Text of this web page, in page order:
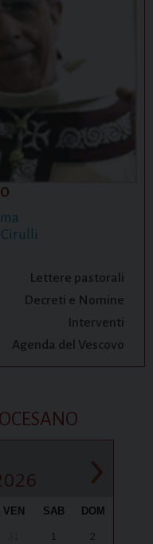
Cirulli
Lettere pastorali
Decreti e Nomine
Interventi
Agenda del Vescovo
›
VEN SAB DOM
1 2